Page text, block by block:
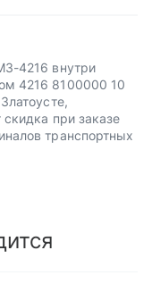
4216 внутри
4216 8100000 10
при заказе
транспортных